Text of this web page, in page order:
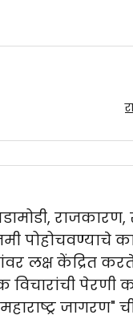
घडामोडी,
लक्ष केंद्रित
पेरणी
जागरण" ची